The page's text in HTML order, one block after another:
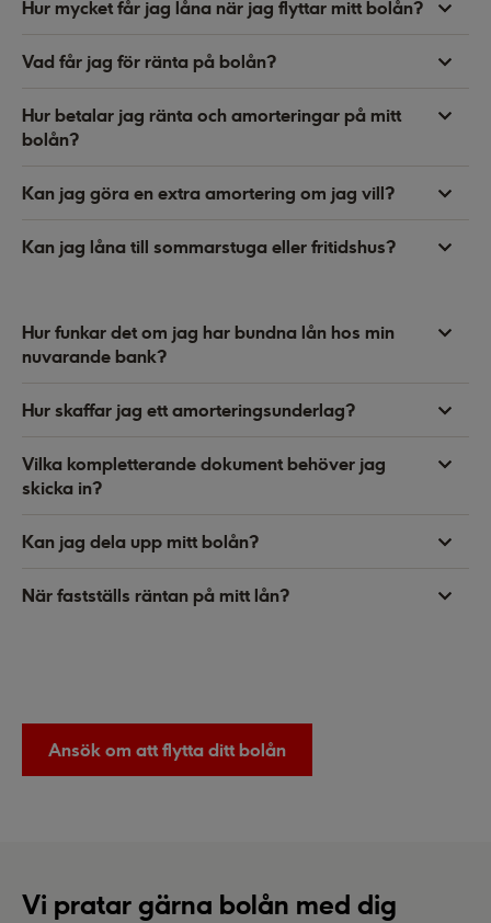
Hur mycket får jag låna när jag flyttar mitt bolån?
Vad får jag för ränta på bolån?
Hur betalar jag ränta och amorteringar på mitt
bolån?
Kan jag göra en extra amortering om jag vill?
Kan jag låna till sommarstuga eller fritidshus?
Hur funkar det om jag har bundna lån hos min
nuvarande bank?
Hur skaffar jag ett amorteringsunderlag?
Vilka kompletterande dokument behöver jag
skicka in?
Kan jag dela upp mitt bolån?
När fastställs räntan på mitt lån?
Ansök om att flytta ditt bolån
Vi pratar gärna bolån med dig